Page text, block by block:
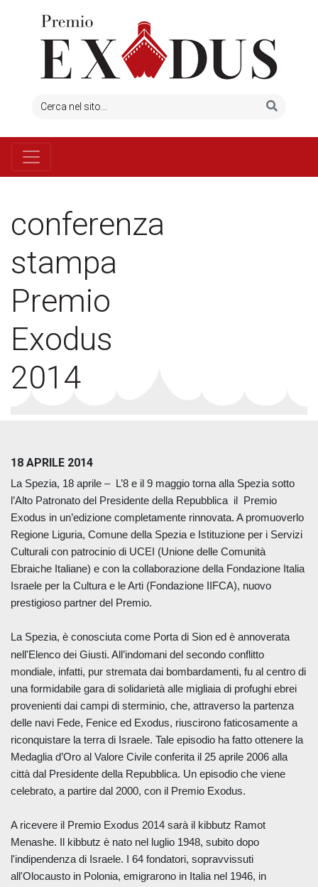
conferenza
stampa
Premio
Exodus
2014
18 APRILE 2014
La Spezia, 18 aprile – L’8 e il 9 maggio torna alla Spezia sotto
l’Alto Patronato del Presidente della Repubblica il
Premio
Exodus in un’edizione completamente rinnovata. A promuoverlo
Regione Liguria, Comune della Spezia e Istituzione per i Servizi
Culturali con patrocinio di UCEI (Unione delle Comunità
Ebraiche Italiane) e con la collaborazione della Fondazione Italia
Israele per la Cultura e le Arti (Fondazione IIFCA), nuovo
prestigioso partner del Premio.
La Spezia, è conosciuta come Porta di Sion ed è annoverata
nell'Elenco dei Giusti. All’indomani del secondo conflitto
mondiale, infatti, pur stremata dai bombardamenti, fu al centro di
una formidabile gara di solidarietà alle migliaia di profughi ebrei
provenienti dai campi di sterminio, che, attraverso la partenza
delle navi Fede, Fenice ed Exodus, riuscirono faticosamente a
riconquistare la terra di Israele. Tale episodio ha fatto ottenere la
Medaglia d’Oro al Valore Civile conferita il 25 aprile 2006 alla
città dal Presidente della Repubblica. Un episodio che viene
celebrato, a partire dal 2000, con il Premio Exodus.
A ricevere il Premio Exodus 2014 sarà il kibbutz Ramot
Menashe. Il kibbutz è nato nel luglio 1948, subito dopo
l'indipendenza di Israele. I 64 fondatori, sopravvissuti
all'Olocausto in Polonia, emigrarono in Italia nel 1946, in